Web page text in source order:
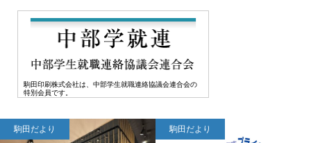
駒田印刷株式会社は、中部学生就職連絡協議会連合会の
特別会員です。
駒田だより 駒田だより